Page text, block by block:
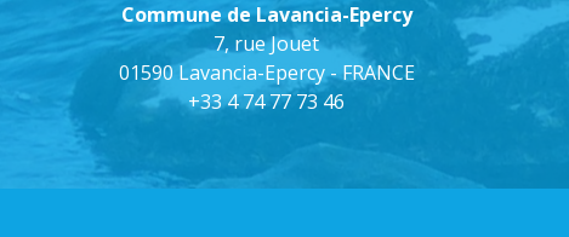
Commune de Lavancia-Epercy
7, rue Jouet
01590 Lavancia-Epercy - FRANCE
+33 4 74 77 73 46